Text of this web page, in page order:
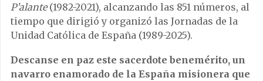
P’alante(1982-2021), alcanzando las 851 números, al
tiempo que dirigió y organizó las Jornadas de la
Unidad Católica de España (1989-2025).
Descanse en paz este sacerdote benemérito, un
navarro enamorado de la España misionera que